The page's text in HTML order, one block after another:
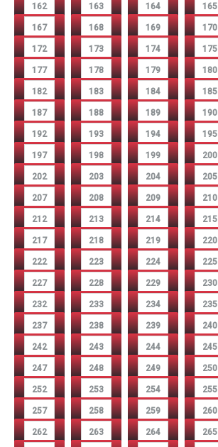
162 163 164 165
167 168 169 170
172 173 174 175
177 178 179 180
182 183 184 185
187 188 189 190
192 193 194 195
197 198 199 200
202 203 204 205
207 208 209 210
212 213 214 215
217 218 219 220
222 223 224 225
227 228 229 230
232 233 234 235
237 238 239 240
242 243 244 245
247 248 249 250
252 253 254 255
257 258 259 260
262 263 264 265